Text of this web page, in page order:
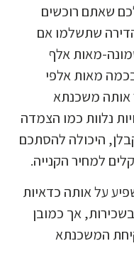
שאתם רוכשים
שתשלמו אם
מאות אלף
מאות אלפי
משכנתא
נלוות כמו הצמדה
היכולה להסתכם
למחיר הקנייה.
על אותה כדאיות
אך כמובן
המשכנתא